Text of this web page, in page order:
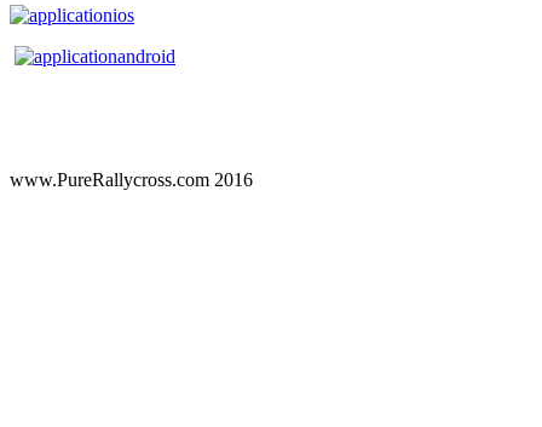
www.PureRallycross.com 2016